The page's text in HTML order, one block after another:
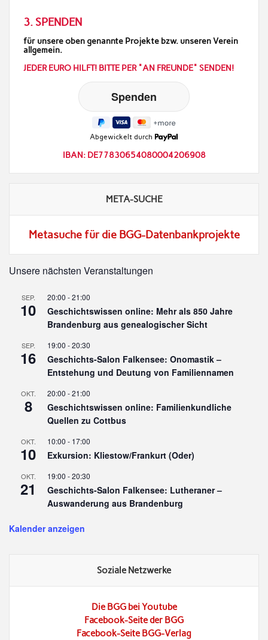
3. SPENDEN
für unsere oben genannte Projekte bzw. unseren Verein
allgemein.
JEDER EURO HILFT! BITTE PER "AN FREUNDE" SENDEN!
Abgewickelt durch
IBAN: DE77830654080004206908
META-SUCHE
Metasuche für die BGG-Datenbankprojekte
Unsere nächsten Veranstaltungen
SEP.
10
20:00 -21:00
Geschichtswissen online: Mehr als 850 Jahre
Brandenburg aus genealogischer Sicht
SEP.
16
19:00 -20:30
Geschichts-Salon Falkensee: Onomastik –
Entstehung und Deutung von Familiennamen
OKT.
8
20:00 -21:00
Geschichtswissen online: Familienkundliche
Quellen zu Cottbus
OKT.
10
10:00 - 17:00
Exkursion: Kliestow/Frankurt (Oder)
OKT.
21
19:00 -20:30
Geschichts-Salon Falkensee: Lutheraner –
Auswanderung aus Brandenburg
Kalender anzeigen
Soziale Netzwerke
Die BGG bei Youtube
Facebook-Seite der BGG
Facebook-Seite BGG-Verlag